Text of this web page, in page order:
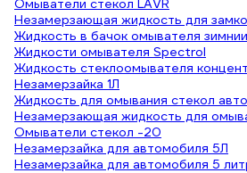
Омыватели стекол LAVR
Незамерзающая жидкость для
Жидкость в бачок омывателя зимнии
Жидкости омывателя Spectrol
Жидкость стеклоомывателя
Незамерзайка 1Л
Жидкость для омывания стекол
Незамерзающая жидкость для
Омыватели стекол -20
Незамерзайка для автомобиля 5Л
Незамерзайка для автомобиля 5